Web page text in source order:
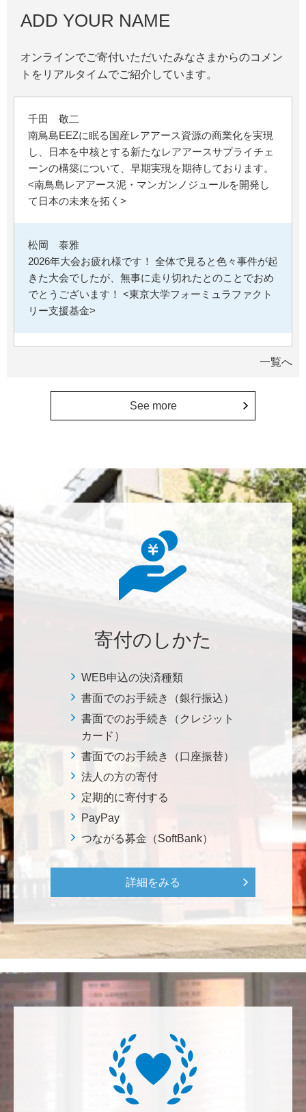
ADD YOUR NAME
オンラインでご寄付いただいたみなさまからのコメン
トをリアルタイムでご紹介しています。
千田 敬二
南鳥島EEZに眠る国産レアアース資源の商業化を実現
し、日本を中核とする新たなレアアースサプライチェ
ーンの構築について、早期実現を期待しております。
<南鳥島レアアース泥・マンガンノジュールを開発し
て日本の未来を拓く>
松岡 泰雅
2026年大会お疲れ様です！ 全体で見ると色々事件が起
きた大会でしたが、無事に走り切れたとのことでおめ
でとうございます！ <東京大学フォーミュラファクト
リー支援基金>
まる中、専門的知見を分かりやすく伝え国民の理解向
上に貢献することこそ東大経済の社会的責務だと感
増田 尚久
ます。 <東京大学附属図書館支援プロジェクト>
植物は、実は植物同士全世界の植物で繋がっている。
る。 植物、素晴らしい。 世界の学会でも、子供たち
い。 後世、子供たちにも、３千年後も
美味しいお寿司、刺身、美味しい魚、美味しい日本
米、酢飯 世界中の人々の舌を魅了している これから
も未来永劫 美味しいお寿司、刺身、日本米を子供た
ち、孫たち、子々孫々へ <国際水産研究教育基金>
イタリアと日本が協力して頑張っている壮大な発掘調
す。募金することにより、私自身も参加しているよう
な気持ちです。 <ソンマ・ヴェスヴィアーナ発掘調査
株式会社Ｌｅｇａｌｓｃａｐｅ
ろから始まりました。この社会でますますコンピュー
タ科学の力が発揮されるよう祈念して、支援いたしま
一覧へ
See more
寄付のしかた
WEB申込の決済種類
書面でのお手続き（銀行振込）
書面でのお手続き（クレジット
カード）
書面でのお手続き（口座振替）
法人の方の寄付
定期的に寄付する
PayPay
つながる募金（SoftBank）
詳細をみる